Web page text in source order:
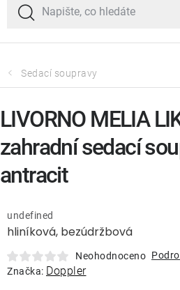
Křesla a židle
Lavice a houpačky
Doplňky
Deštníky
Sedací soupravy
hliníková, bezúdržbová
undefined
Neohodnoceno
Značka: Doppler
LIVORNO MELIA
zahradní sedací
antracit